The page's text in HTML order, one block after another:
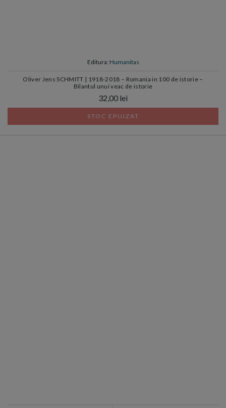
Editura: Humanitas
Oliver Jens SCHMITT | 1918-2018 – Romania in 100 de istorie –
Bilantul unui veac de istorie
32,00 lei
STOC EPUIZAT